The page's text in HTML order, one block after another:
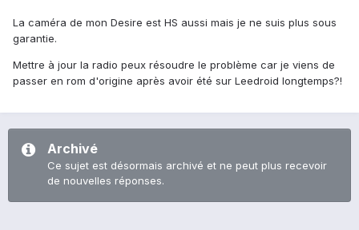
La caméra de mon Desire est HS aussi mais je ne suis plus sous
garantie.
Mettre à jour la radio peux résoudre le problème car je viens de
passer en rom d'origine après avoir été sur Leedroid longtemps?!
Archivé
Ce sujet est désormais archivé et ne peut plus recevoir
de nouvelles réponses.